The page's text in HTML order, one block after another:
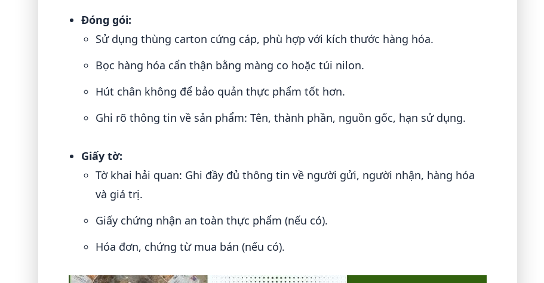
Đóng gói:
Sử dụng thùng carton cứng cáp, phù hợp với kích thước hàng hóa.
Bọc hàng hóa cẩn thận bằng màng co hoặc túi nilon.
Hút chân không để bảo quản thực phẩm tốt hơn.
Ghi rõ thông tin về sản phẩm: Tên, thành phần, nguồn gốc, hạn sử dụng.
Giấy tờ:
Tờ khai hải quan: Ghi đầy đủ thông tin về người gửi, người nhận, hàng hóa
và giá trị.
Giấy chứng nhận an toàn thực phẩm (nếu có).
Hóa đơn, chứng từ mua bán (nếu có).